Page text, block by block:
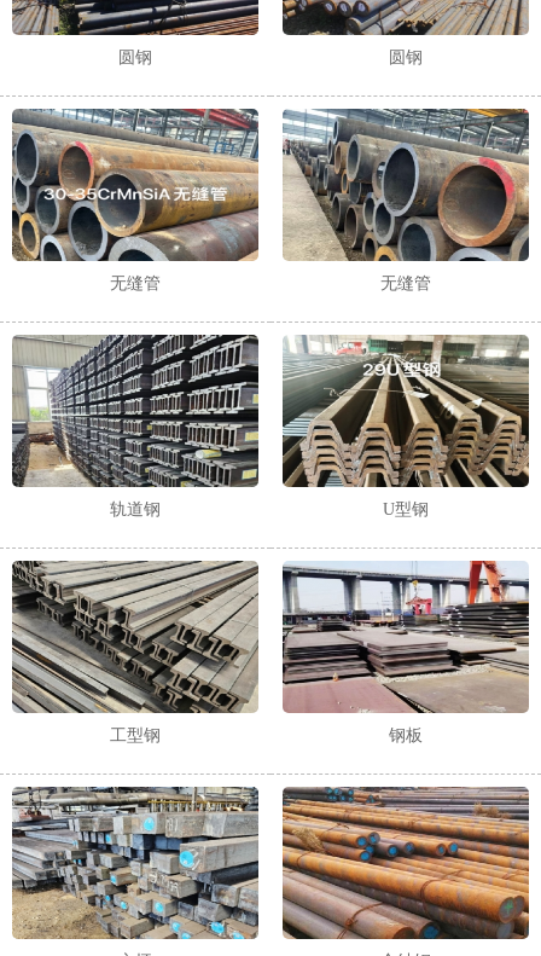
圆钢 圆钢
无缝管 无缝管
轨道钢 U型钢
工型钢 钢板